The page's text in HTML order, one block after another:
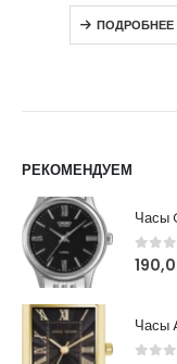
ПОДРОБНЕЕ
РЕКОМЕНДУЕМ
Часы
0
Часы